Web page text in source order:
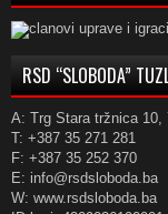
RSD “SLOBODA”
A: Trg Stara tržnica 10,
T: +387 35 271 281
F: +387 35 252 370
E: info@rsdsloboda.ba
W: www.rsdsloboda.ba